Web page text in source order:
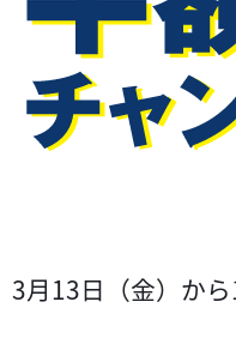
3月13日（金）か